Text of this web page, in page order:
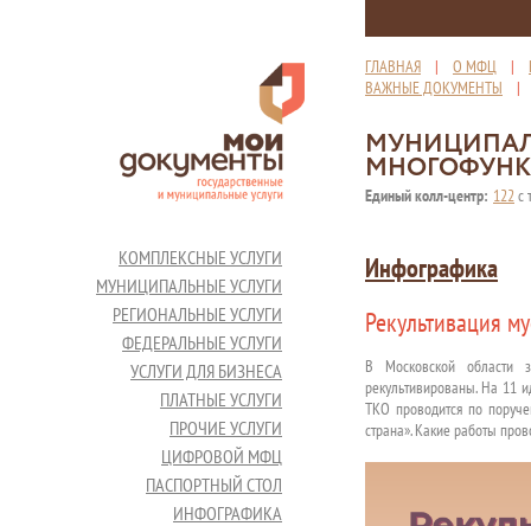
ГЛАВНАЯ | О МФЦ |
ВАЖНЫЕ ДОКУМЕНТЫ
Единый колл-центр: 122с
КОМПЛЕКСНЫЕ УСЛУГИ
МУНИЦИПАЛЬНЫЕ УСЛУГИ
РЕГИОНАЛЬНЫЕ УСЛУГИ
ФЕДЕРАЛЬНЫЕ УСЛУГИ
УСЛУГИ ДЛЯ БИЗНЕСА
ПЛАТНЫЕ УСЛУГИ
ПРОЧИЕ УСЛУГИ
ЦИФРОВОЙ МФЦ
ПАСПОРТНЫЙ СТОЛ
ИНФОГРАФИКА
Инфографика
Рекультивация
В Московской области
рекультивированы. На 11
ТКО проводится по
страна». Какие работы